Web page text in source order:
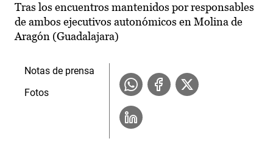
Tras los encuentros mantenidos por responsables
de ambos ejecutivos autonómicos en Molina de
Aragón (Guadalajara)
Notas de prensa
Fotos